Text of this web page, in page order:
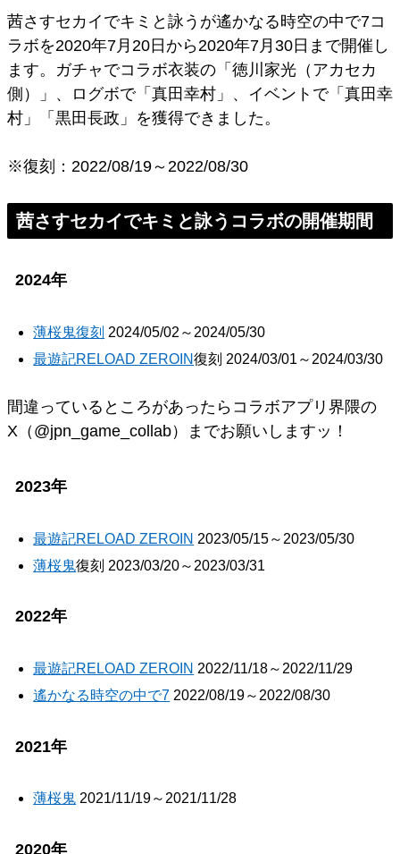
茜さすセカイでキミと詠うが遙かなる時空の中で7コ
ラボを2020年7月20日から2020年7月30日まで開催し
ます。ガチャでコラボ衣装の「徳川家光（アカセカ
側）」、ログボで「真田幸村」、イベントで「真田幸
村」「黒田長政」を獲得できました。
※復刻：2022/08/19～2022/08/30
茜さすセカイでキミと詠うコラボの開催期間
2024年
薄桜鬼復刻 2024/05/02～2024/05/30
最遊記RELOAD ZEROIN復刻 2024/03/01～2024/03/30
間違っているところがあったらコラボアプリ界隈の
X（@jpn_game_collab）までお願いしますッ！
2023年
最遊記RELOAD ZEROIN 2023/05/15～2023/05/30
薄桜鬼復刻 2023/03/20～2023/03/31
2022年
最遊記RELOAD ZEROIN 2022/11/18～2022/11/29
遙かなる時空の中で7 2022/08/19～2022/08/30
2021年
薄桜鬼 2021/11/19～2021/11/28
2020年